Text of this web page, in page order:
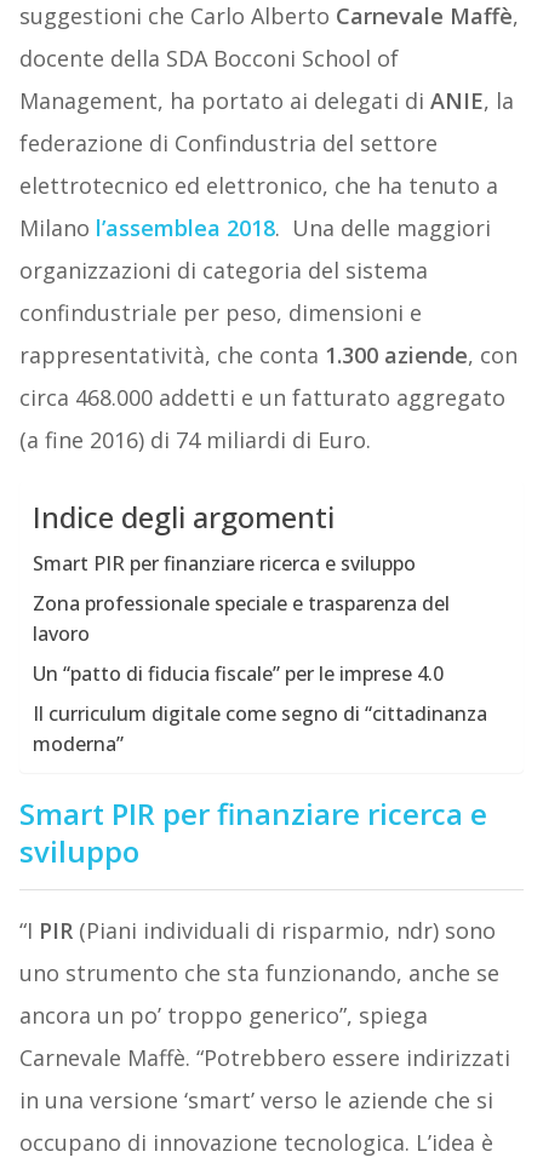
suggestioni che Carlo Alberto Carnevale Maffè,
docente della SDA Bocconi School of
Management, ha portato ai delegati di ANIE, la
federazione di Confindustria del settore
elettrotecnico ed elettronico, che ha tenuto a
Milano l’assemblea 2018. Una delle maggiori
organizzazioni di categoria del sistema
confindustriale per peso, dimensioni e
rappresentatività, che conta 1.300 aziende, con
circa 468.000 addetti e un fatturato aggregato
(a fine 2016) di 74 miliardi di Euro.
Indice degli argomenti
Smart PIR per finanziare ricerca e sviluppo
Zona professionale speciale e trasparenza del
lavoro
Un “patto di fiducia fiscale” per le imprese 4.0
Il curriculum digitale come segno di “cittadinanza
moderna”
Smart PIR per finanziare ricerca e
sviluppo
“I PIR(Piani individuali di risparmio, ndr) sono
uno strumento che sta funzionando, anche se
ancora un po’ troppo generico”, spiega
Carnevale Maffè. “Potrebbero essere indirizzati
in una versione ‘smart’ verso le aziende che si
occupano di innovazione tecnologica. L’idea è